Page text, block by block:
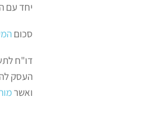
יחד עם
סכום
דו"ח
העסק
ואשר